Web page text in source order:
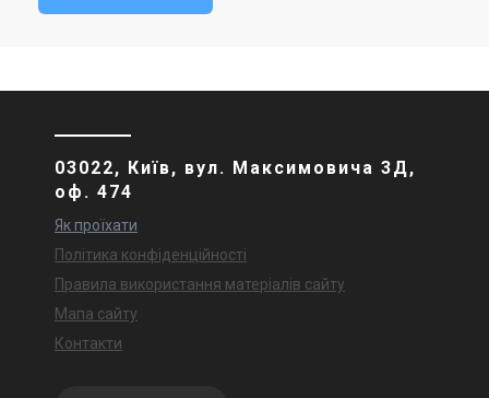
03022, Київ, вул. Максимовича 3Д,
оф. 474
Як проїхати
Політика конфіденційності
Правила використання матеріалів сайту
Мапа сайту
Контакти